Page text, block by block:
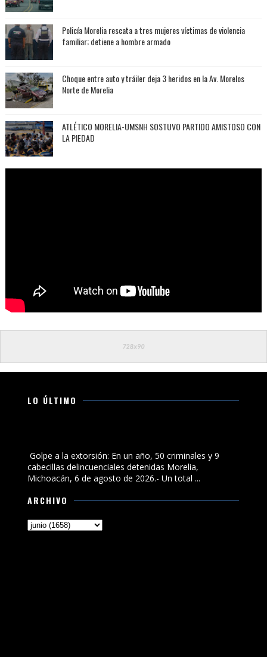
Policía Morelia rescata a tres mujeres víctimas de violencia
familiar; detiene a hombre armado
Choque entre auto y tráiler deja 3 heridos en la Av. Morelos
Norte de Morelia
ATLÉTICO MORELIA-UMSNH SOSTUVO PARTIDO AMISTOSO CON
LA PIEDAD
LO ÚLTIMO
Golpe a la extorsión: En un año, 50 criminales y 9
cabecillas delincuenciales detenidas Morelia,
Michoacán, 6 de agosto de 2026.- Un total ...
ARCHIVO